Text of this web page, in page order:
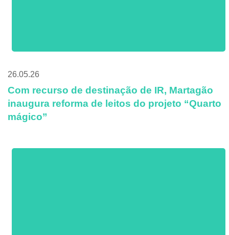
26.05.26
Com recurso de destinação de IR, Martagão
inaugura reforma de leitos do projeto “Quarto
mágico”